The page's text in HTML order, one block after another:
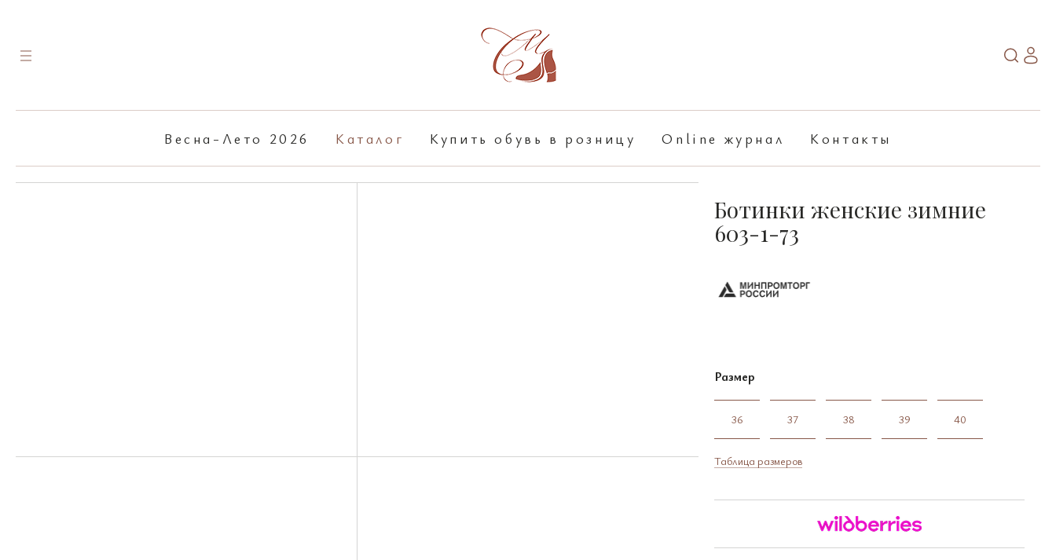
Весна-Лето 2026 Каталог Купить обувь в розницу Online журнал Контакты
Ботинки женские зимние
603-1-73
Размер
36 37 38 39 40
Таблица размеров